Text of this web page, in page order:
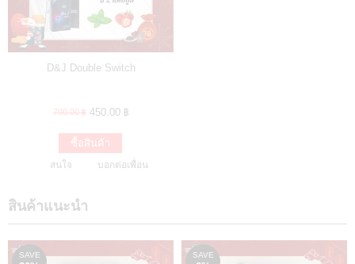
D&J Double Switch
700.00 ฿ 450.00 ฿
ซื้อสินค้า
สนใจ บอกต่อเพื่อน
สินค้าแนะนำ
SAVE SAVE